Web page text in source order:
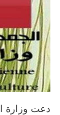
دعت وزارة